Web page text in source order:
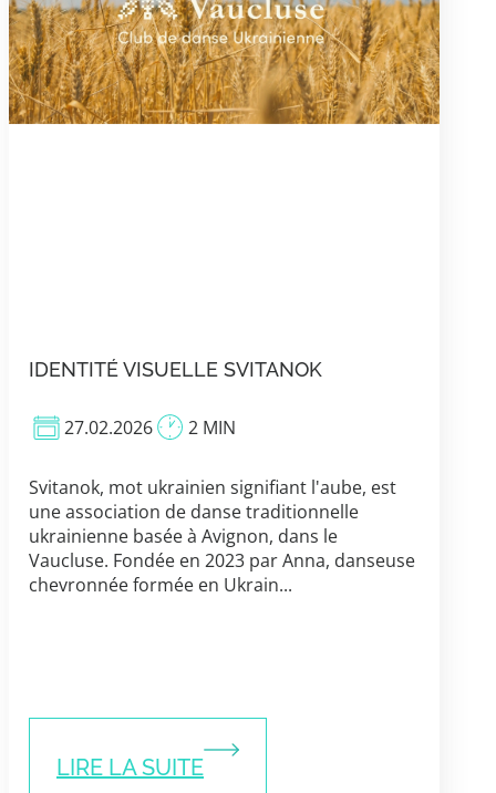
IDENTITÉ VISUELLE SVITANOK
27.02.2026 2 MIN
Svitanok, mot ukrainien signifiant l'aube, est
une association de danse traditionnelle
ukrainienne basée à Avignon, dans le
Vaucluse. Fondée en 2023 par Anna, danseuse
chevronnée formée en Ukrain...
LIRE LA SUITE